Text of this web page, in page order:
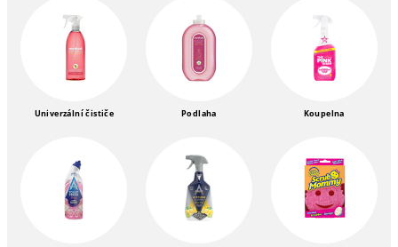
Univerzální čističe Podlaha Koupelna